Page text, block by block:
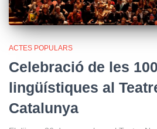
ACTES POPULARS
Celebració de les
lingüístiques al
Catalunya